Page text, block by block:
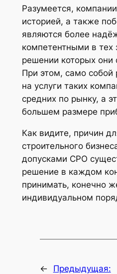
Разумеется,
историей, а также
являются более
компетентными в тех
решении которых они
При этом, само собой
на услуги таких
средних по рынку, а
большем размере
Как видите, причин
строительного
допусками СРО
решение в каждом
принимать, конечно
индивидуальном
←
Предыдущая: